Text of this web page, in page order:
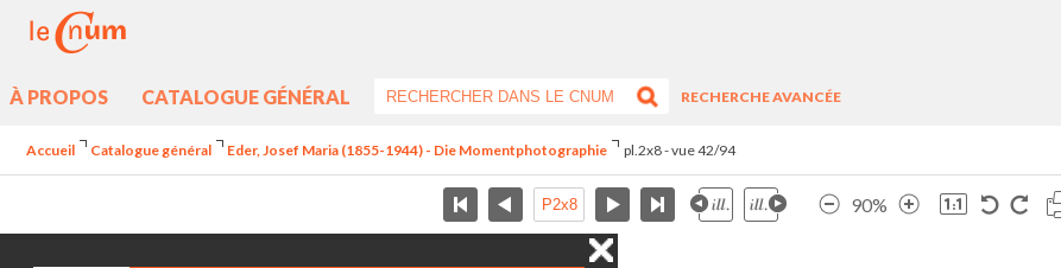
À PROPOS CATALOGUE GÉNÉRAL
RECHERCHE AVANCÉE
Accueil Catalogue général Eder, Josef Maria (1855-1944) - Die Momentphotographie pl.2x8 - vue 42/94
90%